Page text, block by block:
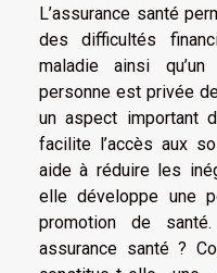
L’assurance santé
des difficultés
maladie ainsi
personne est privée
un aspect important
facilite l’accès aux
aide à réduire les
elle développe une
promotion de
assurance santé ?